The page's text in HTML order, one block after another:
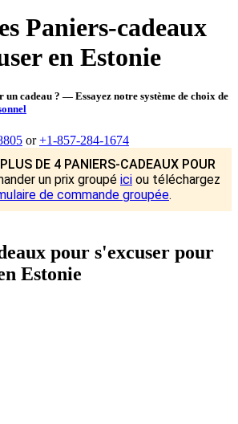
Paniers-cadeaux
en Estonie
un cadeau ? — Essayez notre système de choix de
or+1-857-284-1674
DE 4 PANIERS-CADEAUX POUR
un prix groupé ici ou téléchargez
de commande groupée.
pour s'excuser pour
Estonie